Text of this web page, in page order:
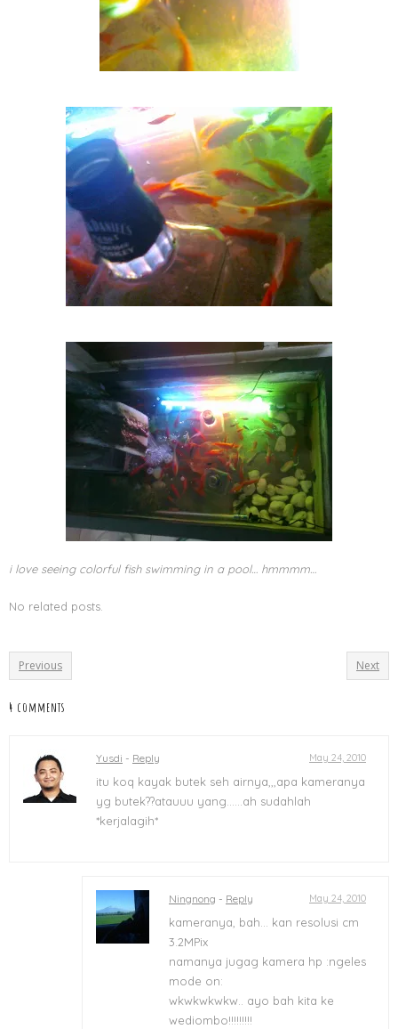
i love seeing colorful fish swimming in a pool… hmmmm…
No related posts.
Previous Next
4 comments
Yusdi - Reply May 24, 2010
itu koq kayak butek seh airnya,,,apa kameranya
yg butek??atauuu yang……ah sudahlah
*kerjalagih*
Ningnong - Reply May 24, 2010
kameranya, bah… kan resolusi cm
3.2MPix
namanya jugag kamera hp :ngeles
mode on:
wkwkwkwkw.. ayo bah kita ke
wediombo!!!!!!!!!